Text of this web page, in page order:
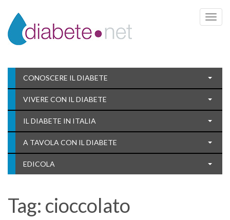
Toggle
CONOSCERE IL DIABETE
VIVERE CON IL DIABETE
IL DIABETE IN ITALIA
A TAVOLA CON IL DIABETE
EDICOLA
Tag: cioccolato